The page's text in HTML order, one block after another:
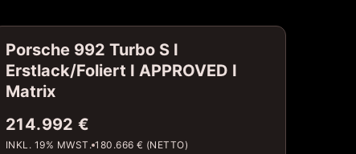
Porsche 992 Turbo S I
Erstlack/Foliert I APPROVED I
Matrix
214.992 €
INKL. 19% MWST. 180.666 € (NETTO)